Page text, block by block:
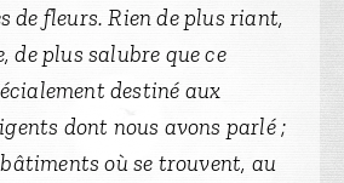
de fleurs. Rien de plus riant,
de plus salubre que ce
destiné aux
dont nous avons parlé ;
où se trouvent, au